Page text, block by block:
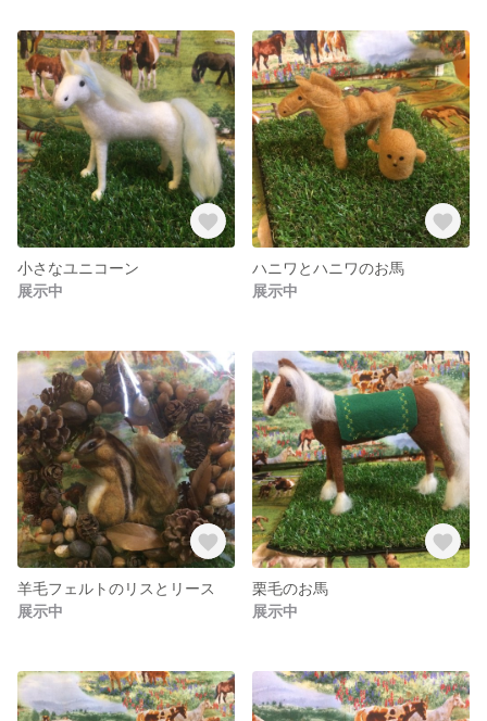
小さなユニコーン
展示中
ハニワとハニワのお馬
展示中
羊毛フェルトのリスとリース
展示中
栗毛のお馬
展示中